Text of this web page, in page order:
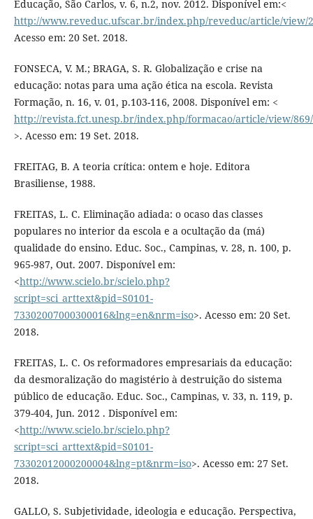
Educação, São Carlos, v. 6, n.2, nov. 2012. Disponível em:<
http://www.reveduc.ufscar.br/index.php/reveduc/article/view/
Acesso em: 20 Set. 2018.
FONSECA, V. M.; BRAGA, S. R. Globalização e crise na
educação: notas para uma ação ética na escola. Revista
Formação, n. 16, v. 01, p.103-116, 2008. Disponível em: <
http://revista.fct.unesp.br/index.php/formacao/article/view/
>. Acesso em: 19 Set. 2018.
FREITAG, B. A teoria crítica: ontem e hoje. Editora
Brasiliense, 1988.
FREITAS, L. C. Eliminação adiada: o ocaso das classes
populares no interior da escola e a ocultação da (má)
qualidade do ensino. Educ. Soc., Campinas, v. 28, n. 100, p.
965-987, Out. 2007. Disponível em:
<http://www.scielo.br/scielo.php?
script=sci_arttext&pid=S0101-
73302007000300016&lng=en&nrm=iso>. Acesso em: 20 Set.
2018.
FREITAS, L. C. Os reformadores empresariais da educação:
da desmoralização do magistério à destruição do sistema
público de educação. Educ. Soc., Campinas, v. 33, n. 119, p.
379-404, Jun. 2012 . Disponível em:
<http://www.scielo.br/scielo.php?
script=sci_arttext&pid=S0101-
73302012000200004&lng=pt&nrm=iso>. Acesso em: 27 Set.
2018.
GALLO, S. Subjetividade, ideologia e educação. Perspectiva,